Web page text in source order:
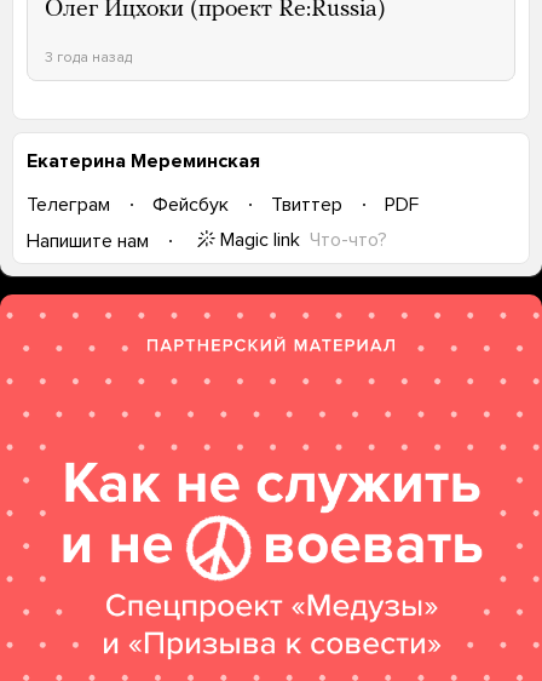
Олег Ицхоки (проект Re:Russia)
3 года назад
Екатерина Мереминская
Телеграм
Фейсбук Твиттер
PDF
Напишите нам
Magic link Что-что?